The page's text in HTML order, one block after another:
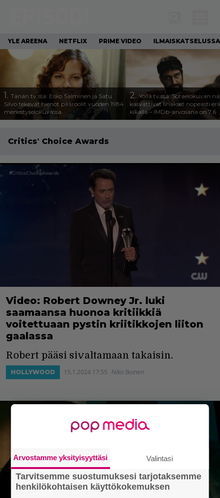
YLE AREENA NETFLIX PRIME VIDEO ILMAISKATSELUSSA
1. Tänän tv:ssä: Esko Salminen ja Satu
Silvo tekevät hienot pääroolit vuoden 1984
menestyselokuvassa
2. Yöllä tv:ssä: Sotaelokuvan
kasvattivat lihakset nopeasti
kikalla – IMDb-arvosana on 7,6
Critics' Choice Awards
Video: Robert Downey Jr. luki
saamaansa huonoa kritiikkiä
voitettuaan pystin kriitikkojen liiton
gaalassa
Robert pääsi sivaltamaan takaisin.
HOLLYWOOD 15.1.2024 17:55 Niko Ikonen
Arvostamme yksityisyyttäsi Valintasi
Tarvitsemme suostumuksesi tarjotaksemme
henkilökohtaisen käyttökokemuksen